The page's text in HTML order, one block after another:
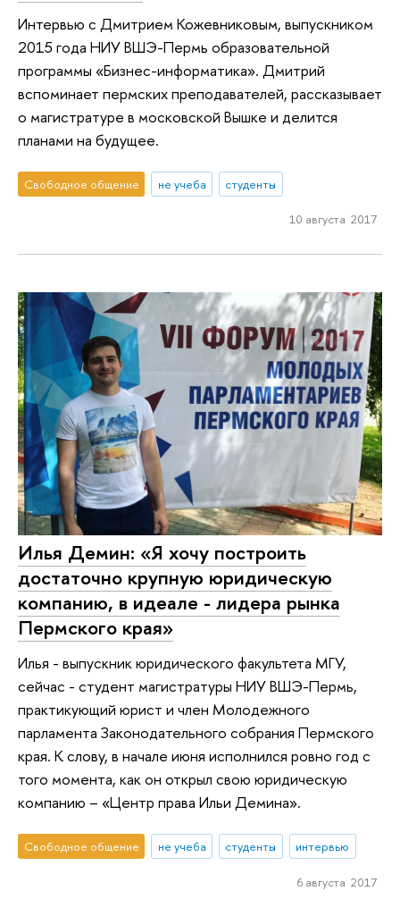
Интервью с Дмитрием Кожевниковым, выпускником
2015 года НИУ ВШЭ-Пермь образовательной
программы «Бизнес-информатика». Дмитрий
вспоминает пермских преподавателей, рассказывает
о магистратуре в московской Вышке и делится
планами на будущее.
Свободное общение не учеба студенты
10 августа 2017
Илья Демин: «Я хочу построить
достаточно крупную юридическую
компанию, в идеале - лидера рынка
Пермского края»
Илья - выпускник юридического факультета МГУ,
сейчас - студент магистратуры НИУ ВШЭ-Пермь,
практикующий юрист и член Молодежного
парламента Законодательного собрания Пермского
края. К слову, в начале июня исполнился ровно год с
того момента, как он открыл свою юридическую
компанию – «Центр права Ильи Демина».
Свободное общение не учеба студенты интервью
6 августа 2017